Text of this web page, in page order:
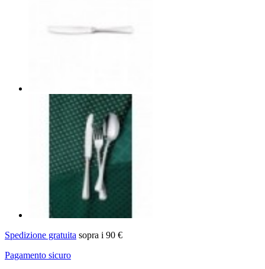
Spedizione gratuita sopra i 90 €
Pagamento sicuro